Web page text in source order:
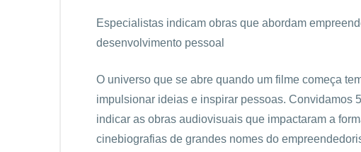
Especialistas indicam obras que abordam
desenvolvimento pessoal
O universo que se abre quando um filme começa
impulsionar ideias e inspirar pessoas. Convidamos
indicar as obras audiovisuais que impactaram a
cinebiografias de grandes nomes do